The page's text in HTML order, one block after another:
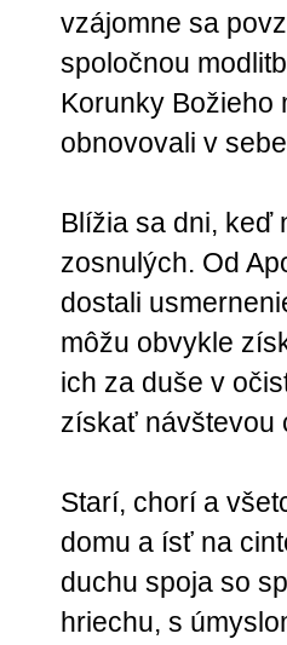
vzájomne sa
spoločnou
Korunky Božieho
obnovovali v
Blížia sa dni, keď
zosnulých. Od
dostali
môžu obvykle
ich za duše v
získať návštevou
Starí, chorí a
domu a ísť na
duchu spoja so
hriechu, s